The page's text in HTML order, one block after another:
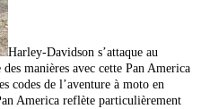
Harley-Davidson s’attaque au
manières avec cette Pan America
codes de l’aventure à moto en
America reflète particulièrement